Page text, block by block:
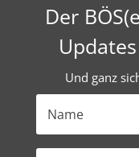
Der
Und ganz